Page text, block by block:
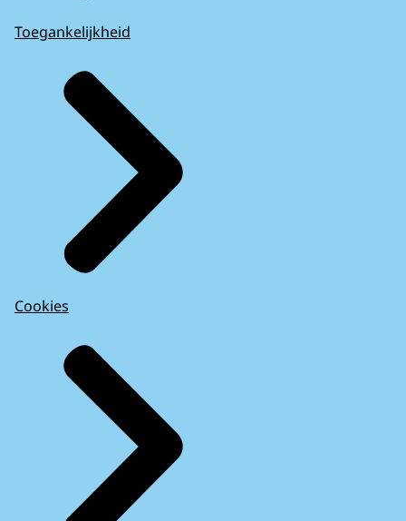
Toegankelijkheid
Cookies